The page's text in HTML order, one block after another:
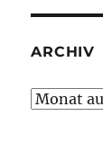
ARCHIV
Archiv